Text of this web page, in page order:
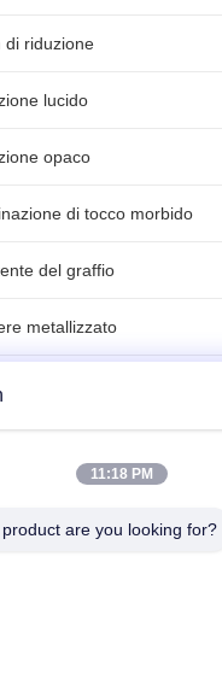
di riduzione
lucido
opaco
di tocco morbido
del graffio
metallizzato
laser
11:18 PM
are you looking for?